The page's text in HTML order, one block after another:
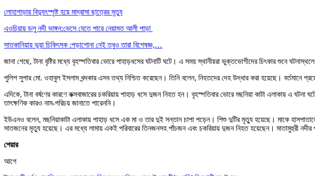
লোহাগাড়ায় বিদ্যুৎস্পৃষ্ট হয়ে মাদ্রাসা ছাত্রের মৃত্যু
এওচিয়ায় ডলু নদী ভাঙ্গন:ভেসে যেতে পারে নেয়ামত আলী পাড়া
সাতকানিয়ায় ভূয়া চিকিৎসক :পড়াশোনা নেই তবুও তারা বিশেষজ্ঞ,…
জানা গেছে, টানা বৃষ্টির মধ্যে বৃহস্পতিবার ভোরে পাহাড়ধসের ঘটনাটি ঘটে। এ সময় স্থানীয়রা ভুক্তভোগীদের চিৎকার শুনে
পুলিশ সুপার মো. ওহাবুল ইসলাম খন্দকার এসব তথ্য নিশ্চিত করেছেন। তিনি বলেন, নিহতদের দেহ উদ্ধার করা হয়েছে। বর্তমানে
এদিকে, টানা বর্ষণের কারণে কক্সবাজারের চকরিয়ায় পাহাড় ধসে দুজন নিহত হন। বৃহস্পতিবার ভোরে মছনিয়া কাটা এলাকায় এ
তাৎক্ষণিক কারও নাম-পরিচয় জানাতে পারেননি।
ইউএনও বলেন, মছনিয়াকাটা এলাকায় পাহাড় ধসে এক মা ও তার দুই সন্তান চাপা পড়েন। শিশু দুটির মৃত্যু হয়েছে। মাকে হাসপাতালে
সাতজনের মৃত্যু হয়েছে। এর মধ্যে লামায় একই পরিবারের তিনজনসহ পাঁচজন এবং চকরিয়ায় দুজন নিহত হয়েছেন। মাতামুহুরী নদীর
শেয়ার
আগে